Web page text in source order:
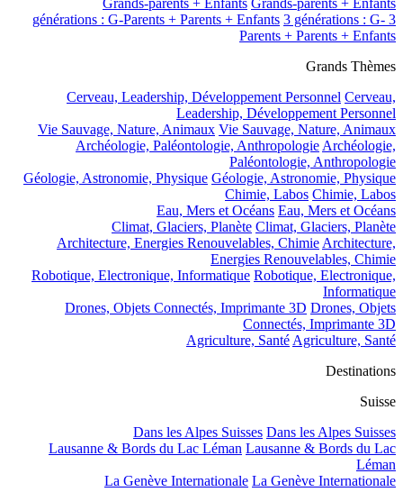
Grands-parents + Enfants Grands-parents + Enfants
3 générations : G-Parents + Parents + Enfants
3 générations : G-
Parents + Parents + Enfants
Grands Thèmes
Cerveau, Leadership, Développement Personnel Cerveau,
Leadership, Développement Personnel
Vie Sauvage, Nature, Animaux Vie Sauvage, Nature, Animaux
Archéologie, Paléontologie, AnthropologieArchéologie,
Paléontologie, Anthropologie
Géologie, Astronomie, Physique Géologie, Astronomie, Physique
Chimie, Labos Chimie, Labos
Eau, Mers et Océans Eau, Mers et Océans
Climat, Glaciers, Planète Climat, Glaciers, Planète
Architecture, Energies Renouvelables, ChimieArchitecture,
Energies Renouvelables, Chimie
Robotique, Electronique, Informatique Robotique, Electronique,
Informatique
Drones, Objets Connectés, Imprimante 3D Drones, Objets
Connectés, Imprimante 3D
Agriculture, SantéAgriculture, Santé
Destinations
Suisse
Dans les Alpes Suisses Dans les Alpes Suisses
Lausanne & Bords du Lac Léman Lausanne & Bords du Lac
Léman
La Genève Internationale La Genève Internationale